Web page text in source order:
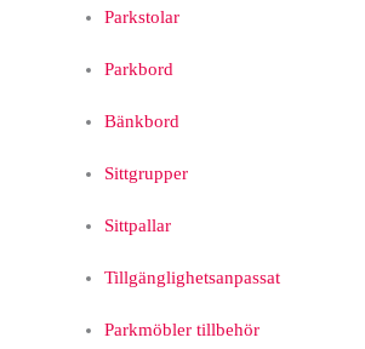
Parkstolar
Parkbord
Bänkbord
Sittgrupper
Sittpallar
Tillgänglighetsanpassat
Parkmöbler tillbehör